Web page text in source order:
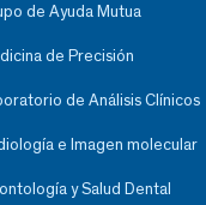
de Ayuda Mutua
de Precisión
de Análisis Clínicos
e Imagen molecular
y Salud Dental